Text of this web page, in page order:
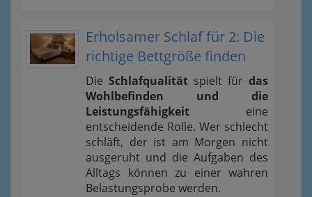
Erholsamer Schlaf für 2: Die
richtige Bettgröße finden
Die Schlafqualität spielt für das
Wohlbefinden und die
Leistungsfähigkeit eine
entscheidende Rolle. Wer schlecht
schläft, der ist am Morgen nicht
ausgeruht und die Aufgaben des
Alltags können zu einer wahren
Belastungsprobe werden.